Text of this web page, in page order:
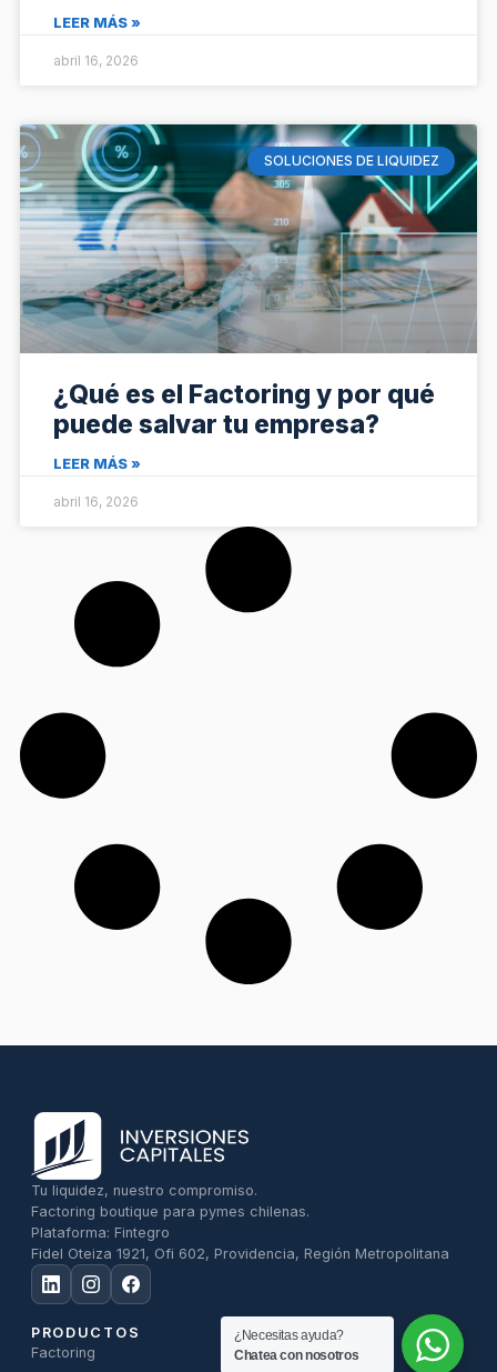
LEER MÁS »
abril 16, 2026
SOLUCIONES DE LIQUIDEZ
¿Qué es el Factoring y por qué
puede salvar tu empresa?
LEER MÁS »
abril 16, 2026
Tu liquidez, nuestro compromiso.
Factoring boutique para pymes chilenas.
Plataforma: Fintegro
Fidel Oteiza 1921, Ofi 602, Providencia, Región Metropolitana
PRODUCTOS
Factoring
¿Necesitas ayuda?
Chatea con nosotros